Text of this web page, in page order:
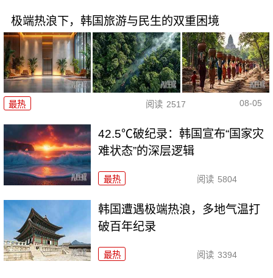
极端热浪下，韩国旅游与民生的双重困境
最热 阅读 2517 08-05
42.5℃破纪录：韩国宣布“国家灾
难状态”的深层逻辑
最热 阅读 5804
韩国遭遇极端热浪，多地气温打
破百年纪录
最热 阅读 3394